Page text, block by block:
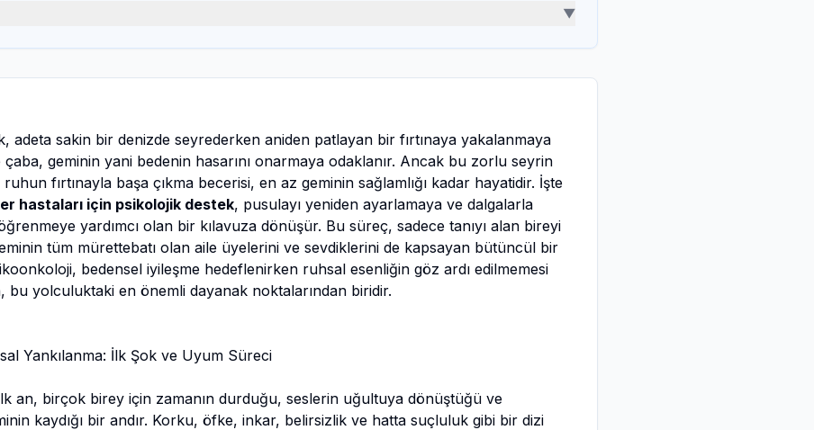
▼
adeta sakin bir denizde seyrederken aniden patlayan bir fırtınaya yakalanmaya
geminin yani bedenin hasarını onarmaya odaklanır. Ancak bu zorlu seyrin
fırtınayla başa çıkma becerisi, en az geminin sağlamlığı kadar hayatidir. İşte
hastaları için psikolojik destek, pusulayı yeniden ayarlamaya ve dalgalarla
yardımcı olan bir kılavuza dönüşür. Bu süreç, sadece tanıyı alan bireyi
tüm mürettebatı olan aile üyelerini ve sevdiklerini de kapsayan bütüncül bir
bedensel iyileşme hedeflenirken ruhsal esenliğin göz ardı edilmemesi
bu yolculuktaki en önemli dayanak noktalarından biridir.
Yankılanma: İlk Şok ve Uyum Süreci
an, birçok birey için zamanın durduğu, seslerin uğultuya dönüştüğü ve
kaydığı bir andır. Korku, öfke, inkar, belirsizlik ve hatta suçluluk gibi bir dizi